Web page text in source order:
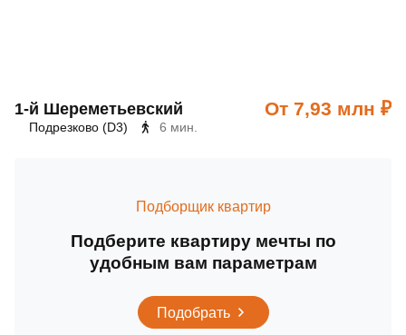
1‑й Шереметьевский От 7,93 млн ₽
Подрезково (D3) 6 мин.
Подборщик квартир
Подберите квартиру мечты по
удобным вам параметрам
Подобрать